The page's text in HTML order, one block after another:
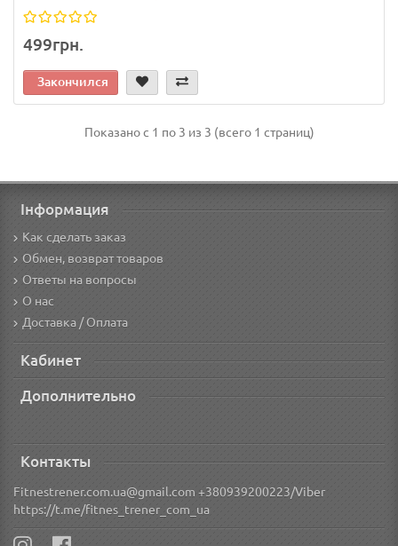
499грн.
Закончился
Показано с 1 по 3 из 3 (всего 1 страниц)
Інформация
Как сделать заказ
Обмен, возврат товаров
Ответы на вопросы
О нас
Доставка / Оплата
Кабинет
Дополнительно
Контакты
Fitnestrener.com.ua@gmail.com +380939200223/Viber
https://t.me/fitnes_trener_com_ua